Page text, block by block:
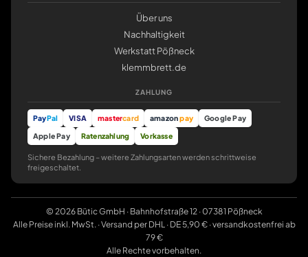
Über uns
Nachhaltigkeit
Werkstatt Pößneck
klemmbrett.de
ZAHLUNG
PayPal VISA mastercard amazonpay
Google Pay
Apple Pay
Ratenzahlung Vorkasse
Sichere Bezahlung – weitere Zahlungsarten werden schrittweise
freigeschaltet.
© 2026 Bütic GmbH · Bahnhofstraße 12 · 07381 Pößneck
Alle Preise inkl. MwSt. · Versand per DHL · DE 5,90 € · versandkostenfrei ab
79 €
Alle Rechte vorbehalten.